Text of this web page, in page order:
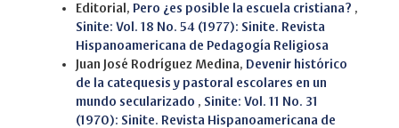
Editorial, Pero ¿es posible la escuela cristiana? ,
Sinite: Vol. 18 No. 54 (1977): Sinite. Revista
Hispanoamericana de Pedagogía Religiosa
Juan José Rodríguez Medina, Devenir histórico
de la catequesis y pastoral escolares en un
mundo secularizado , Sinite: Vol. 11 No. 31
(1970): Sinite. Revista Hispanoamericana de